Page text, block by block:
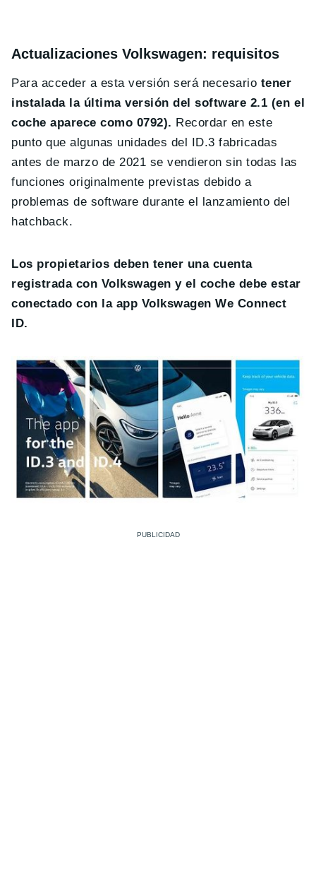
Actualizaciones Volkswagen: requisitos
Para acceder a esta versión será necesario tener
instalada la última versión del software 2.1 (en el
coche aparece como 0792). Recordar en este
punto que algunas unidades del ID.3 fabricadas
antes de marzo de 2021 se vendieron sin todas las
funciones originalmente previstas debido a
problemas de software durante el lanzamiento del
hatchback.
Los propietarios deben tener una cuenta
registrada con Volkswagen y el coche debe estar
conectado con la app Volkswagen We Connect
ID.